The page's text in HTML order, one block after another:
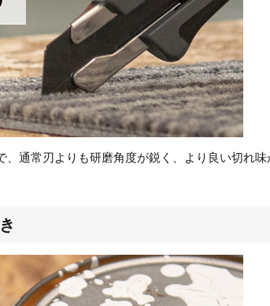
通常刃よりも研磨角度が鋭く、より良い切れ